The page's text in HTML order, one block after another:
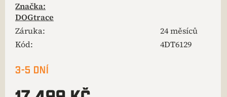
Značka:
DOGtrace
Záruka:
24 měsíců
Kód:
4DT6129
3-5 DNÍ